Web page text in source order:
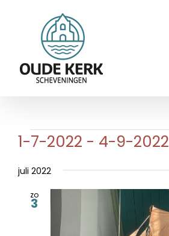
Evenementen
1-7-2022 - 4-9-2022
een
datum.
juli 2022
zo
3